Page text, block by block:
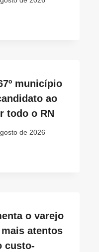
município
ao
todo o RN
de 2026
o varejo
atentos
custo-